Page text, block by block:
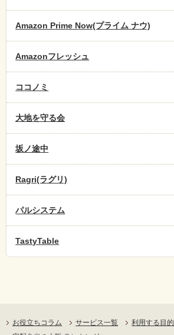
Amazon Prime Now(プライム ナウ)
Amazonフレッシュ
ココノミ
大地を守る会
坂ノ途中
Ragri(ラグリ)
パルシステム
TastyTable
お役立ちコラム サービス一覧 利用する目的